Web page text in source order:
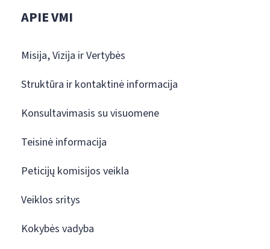
APIE VMI
Misija, Vizija ir Vertybės
Struktūra ir kontaktinė informacija
Konsultavimasis su visuomene
Teisinė informacija
Peticijų komisijos veikla
Veiklos sritys
Kokybės vadyba